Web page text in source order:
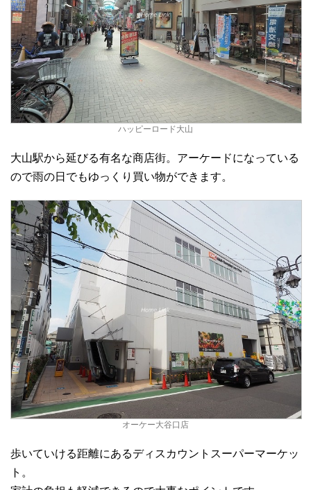
ハッピーロード大山
大山駅から延びる有名な商店街。アーケードになっている
ので雨の日でもゆっくり買い物ができます。
オーケー大谷口店
歩いていける距離にあるディスカウントスーパーマーケッ
ト。